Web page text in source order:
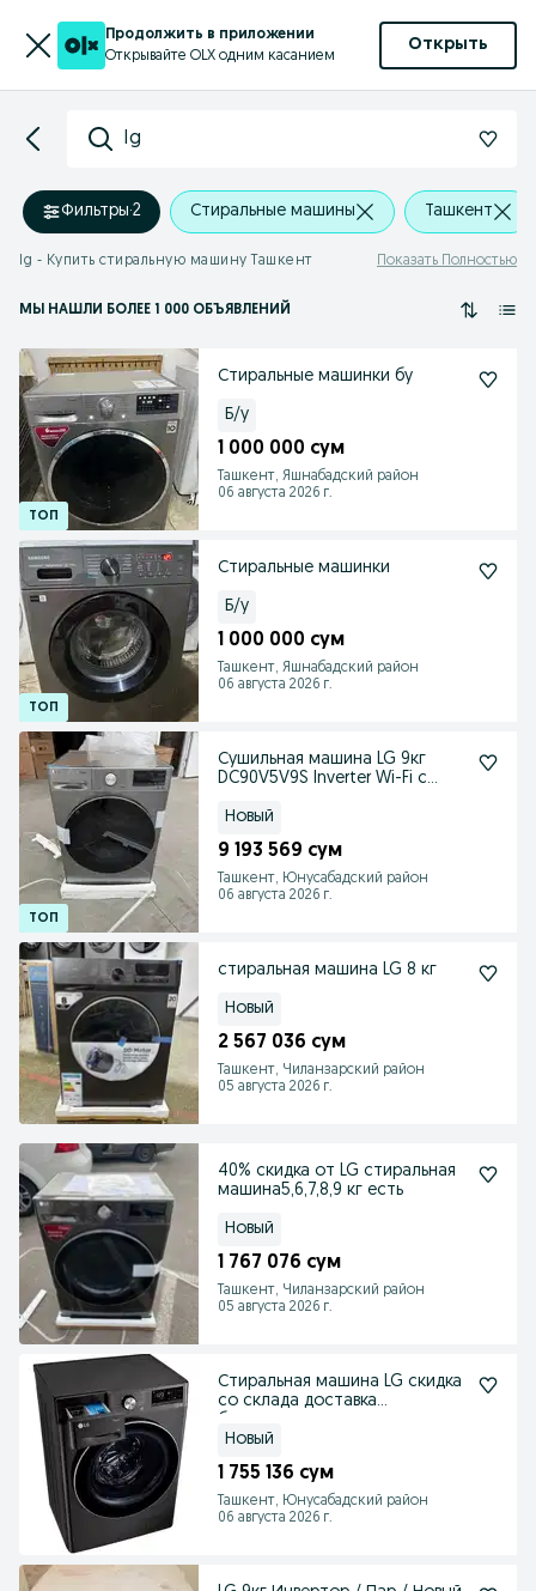
Продолжить в приложении
Открывайте OLX одним касанием
Открыть
lg
Фильтры·2 Стиральные машины Ташкент
lg - Купить стиральную машину Ташкент Показать Полностью
МЫ НАШЛИ БОЛЕЕ 1 000 ОБЪЯВЛЕНИЙ
Стиральные машинки бу
Б/у
1 000 000 сум
Ташкент, Яшнабадский район
06 августа 2026 г.
Стиральные машинки
Б/у
1 000 000 сум
Ташкент, Яшнабадский район
06 августа 2026 г.
Сушильная машина LG 9кг
DC90V5V9S Inverter Wi-Fi с
Новый
9 193 569 сум
Ташкент, Юнусабадский район
06 августа 2026 г.
стиральная машина LG 8 кг
Новый
2 567 036 сум
Ташкент, Чиланзарский район
05 августа 2026 г.
40% скидка от LG стиральная
машина5,6,7,8,9 кг есть
Новый
1 767 076 сум
Ташкент, Чиланзарский район
05 августа 2026 г.
Стиральная машина LG скидка
со склада доставка
Новый
1 755 136 сум
Ташкент, Юнусабадский район
06 августа 2026 г.